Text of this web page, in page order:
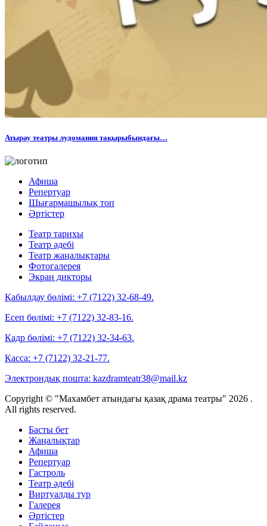
Атырау театры лудомания тақырыбындағы…
Афиша
Репертуар
Шығармашылық топ
Әртістер
Театр тарихы
Театр әдебі
Театр жаңалықтары
Фотогалерея
Экран дикторы
Қабылдау бөлімі: +7 (7122) 32-68-49.
Есеп бөлімі: +7 (7122) 32-83-16.
Кадр бөлімі: +7 (7122) 32-34-63.
Касса: +7 (7122) 32-21-77.
Электрондық пошта: kazdramteatr38@mail.kz
Copyright © "Махамбет атындағы қазақ драма театры" 2026 .
All rights reserved.
Басты бет
Жаңалықтар
Афиша
Репертуар
Гастроль
Театр әдебі
Виртуалды тур
Галерея
Әртістер